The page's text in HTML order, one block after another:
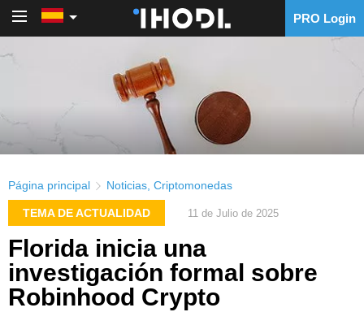
PRO Login
Página principal Noticias Criptomonedas
TEMA DE ACTUALIDAD 11 de Julio de 2025
Florida inicia una
investigación formal sobre
Robinhood Crypto